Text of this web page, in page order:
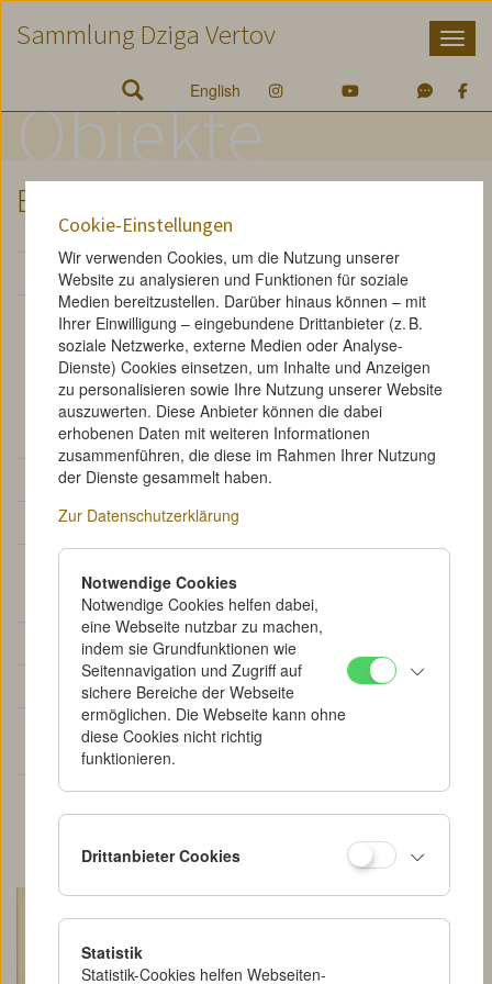
Zum
Inhalt
Zum
Hauptmenü
Zur
Suche
Sammlung Dziga Vertov
English
Objekte
B 004
Brief von Dziga Vertov an Siegfried Kracauer
Vertov an Kracauer, Berlin, 7. August 1929. Vertov
bedankt sich dafür, dass sein Brief in der "Frankfurter
Zeitung" abgedruckt worden war. Er spricht über seine
weiteren Pläne nach Moskau zurückzukehren und
anschließend in die Schweiz zum Internationalen
Kongress der Unabhängigen Kinomatografie zu reisen.
Klassifikation:
Korrespondenz
Typ:
Brief
Publikationen:
2004, S. 381.
Datierung:
1929, 7. August (?)
Trägermaterial:
Papier
Original /
Reproduktion:
Original
Kommentare:
Der Brief war an Siegfried Kracauer
als verantwortlicher Filmredakteur
der "Frankfurter Zeitung" adressiert.
Cookie-Einstellungen
Wir verwenden Cookies, um die Nutzung unserer
Website zu analysieren und Funktionen für soziale
Medien bereitzustellen. Darüber hinaus können – mit
Ihrer Einwilligung – eingebundene Drittanbieter (z. B.
soziale Netzwerke, externe Medien oder Analyse-
Dienste) Cookies einsetzen, um Inhalte und Anzeigen
zu personalisieren sowie Ihre Nutzung unserer Website
auszuwerten. Diese Anbieter können die dabei
erhobenen Daten mit weiteren Informationen
zusammenführen, die diese im Rahmen Ihrer Nutzung
der Dienste gesammelt haben.
Zur Datenschutzerklärung
Notwendige Cookies
Notwendige Cookies helfen dabei,
eine Webseite nutzbar zu machen,
indem sie Grundfunktionen wie
Seitennavigation und Zugriff auf
sichere Bereiche der Webseite
ermöglichen. Die Webseite kann ohne
diese Cookies nicht richtig
funktionieren.
Drittanbieter Cookies
Statistik
Statistik-Cookies helfen Webseiten-